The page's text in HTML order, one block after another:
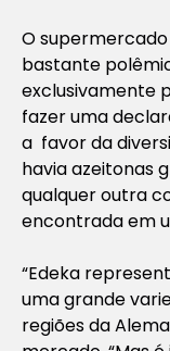
O
bastante
exclusivamente
fazer uma
a favor da
havia azeitonas
qualquer outra
encontrada em
“Edeka
uma grande
regiões da